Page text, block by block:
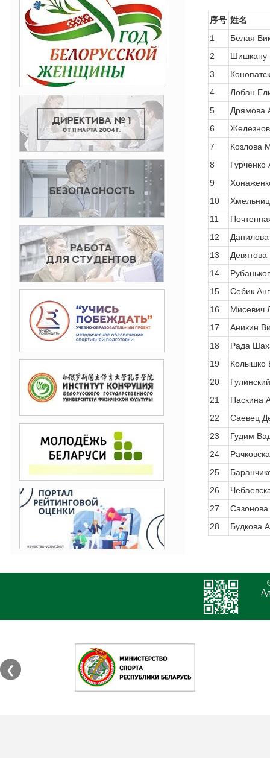
序号 姓名
1
Белая
2
Шишкану
3
4
Лобан
5
Дрямова
6
7
Козлова
8
Гурченко
9
10
11
12
13
14
15
Себик
16
Мисевич
17
Аникин
18
Рада
19
Колышко
20
21
Паскина
22
Саевец
23
Гудим
24
25
26
27
28
Будкова
❮